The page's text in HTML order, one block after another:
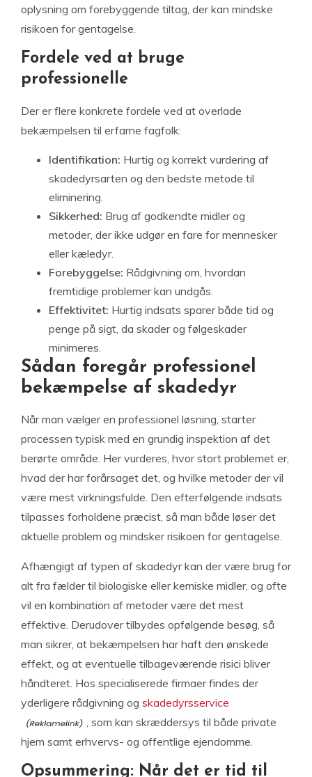
oplysning om forebyggende tiltag, der kan mindske
risikoen for gentagelse.
Fordele ved at bruge
professionelle
Der er flere konkrete fordele ved at overlade
bekæmpelsen til erfarne fagfolk:
Identifikation: Hurtig og korrekt vurdering af
skadedyrsarten og den bedste metode til
eliminering.
Sikkerhed: Brug af godkendte midler og
metoder, der ikke udgør en fare for mennesker
eller kæledyr.
Forebyggelse: Rådgivning om, hvordan
fremtidige problemer kan undgås.
Effektivitet: Hurtig indsats sparer både tid og
penge på sigt, da skader og følgeskader
minimeres.
Sådan foregår professionel
bekæmpelse af skadedyr
Når man vælger en professionel løsning, starter
processen typisk med en grundig inspektion af det
berørte område. Her vurderes, hvor stort problemet er,
hvad der har forårsaget det, og hvilke metoder der vil
være mest virkningsfulde. Den efterfølgende indsats
tilpasses forholdene præcist, så man både løser det
aktuelle problem og mindsker risikoen for gentagelse.
Afhængigt af typen af skadedyr kan der være brug for
alt fra fælder til biologiske eller kemiske midler, og ofte
vil en kombination af metoder være det mest
effektive. Derudover tilbydes opfølgende besøg, så
man sikrer, at bekæmpelsen har haft den ønskede
effekt, og at eventuelle tilbageværende risici bliver
håndteret. Hos specialiserede firmaer findes der
yderligere rådgivning og skadedyrsservice
, som kan skræddersys til både private
hjem samt erhvervs- og offentlige ejendomme.
Opsummering: Når det er tid til